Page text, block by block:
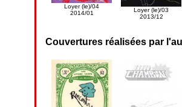
Loyer (le)/04
2014/01
Loyer (le)/03
2013/12
Couvertures réalisées par